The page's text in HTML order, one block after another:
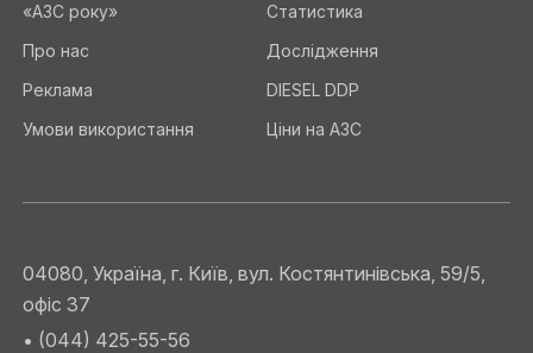
«АЗС року»
Про нас
Реклама
Умови використання
Статистика
Дослідження
DIESEL DDP
Ціни на АЗС
04080, Україна, г. Київ, вул. Костянтинівська, 59/5,
офіс 37
• (044) 425-55-56